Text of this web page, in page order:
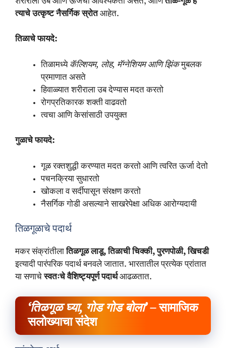
त्याचे उत्कृष्ट नैसर्गिक स्रोतआहेत.
तिळाचे फायदे:
तिळामध्ये कॅल्शियम, लोह, मॅग्नेशियम आणि झिंकमुबलक
प्रमाणात असते
हिवाळ्यात शरीराला उब देण्यास मदत करतो
रोगप्रतिकारक शक्ती वाढवतो
त्वचा आणि केसांसाठी उपयुक्त
गुळाचे फायदे:
गूळ रक्तशुद्धी करण्यात मदत करतो आणि त्वरित ऊर्जा देतो
पचनक्रिया सुधारतो
खोकला व सर्दीपासून संरक्षण करतो
नैसर्गिक गोडी असल्याने साखरेपेक्षा अधिक आरोग्यदायी
तिळगूळाचे पदार्थ
मकर संक्रांतीलातिळगूळ लाडू, तिळाची चिक्की, पुरणपोळी, खिचडी
इत्यादी पारंपरिक पदार्थ बनवले जातात. भारतातील प्रत्येक प्रांतात
या सणाचेस्वतःचे वैशिष्ट्यपूर्ण पदार्थआढळतात.
‘तिळगूळ घ्या, गोड गोड बोला’– सामाजिक
सलोख्याचा संदेश